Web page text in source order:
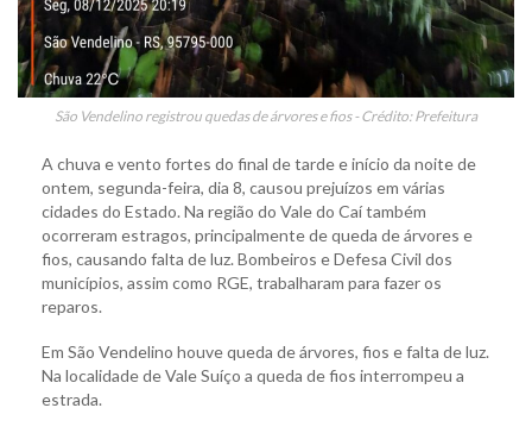
São Vendelino registrou quedas de árvores e fios - Crédito: Prefeitura
A chuva e vento fortes do final de tarde e início da noite de
ontem, segunda-feira, dia 8, causou prejuízos em várias
cidades do Estado. Na região do Vale do Caí também
ocorreram estragos, principalmente de queda de árvores e
fios, causando falta de luz. Bombeiros e Defesa Civil dos
municípios, assim como RGE, trabalharam para fazer os
reparos.
Em São Vendelino houve queda de árvores, fios e falta de luz.
Na localidade de Vale Suíço a queda de fios interrompeu a
estrada.